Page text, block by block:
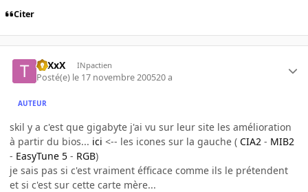
Citer
ToXxX INpactien
Posté(e) le 17 novembre 200520 a
AUTEUR
skil y a c'est que gigabyte j'ai vu sur leur site les amélioration
à partir du bios... ici <-- les icones sur la gauche ( CIA2 - MIB2
- EasyTune 5 - RGB)
je sais pas si c'est vraiment éfficace comme ils le prétendent
et si c'est sur cette carte mère...